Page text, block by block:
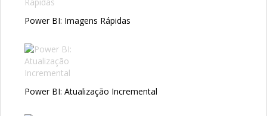
Power BI: Imagens Rápidas
Power BI: Atualização Incremental